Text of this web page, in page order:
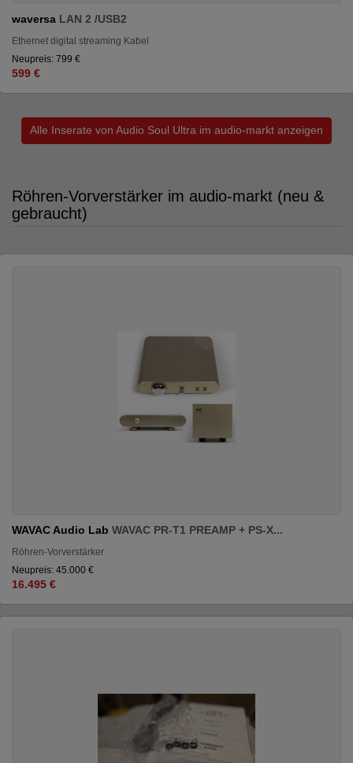
waversa LAN 2 /USB2
Ethernet digital streaming Kabel
Neupreis: 799 €
599 €
Alle Inserate von Audio Soul Ultra im audio-markt anzeigen
Röhren-Vorverstärker im audio-markt (neu &
gebraucht)
WAVAC Audio Lab WAVAC PR-T1 PREAMP + PS-X...
Röhren-Vorverstärker
Neupreis: 45.000 €
16.495 €